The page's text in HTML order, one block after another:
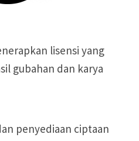
lisensi yang
gubahan dan karya
penyediaan ciptaan